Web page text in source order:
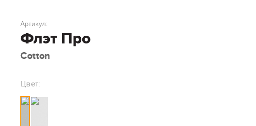
Флэт Про
Артикул:
Cotton
Цвет: